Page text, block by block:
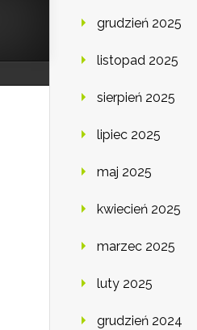
grudzień 2025
listopad 2025
sierpień 2025
lipiec 2025
maj 2025
kwiecień 2025
marzec 2025
luty 2025
grudzień 2024